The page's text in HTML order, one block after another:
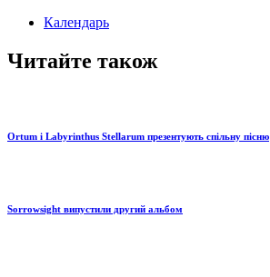
Календарь
Читайте також
Ortum і Labyrinthus Stellarum презентують спільну пісню
Sorrowsight випустили другий альбом